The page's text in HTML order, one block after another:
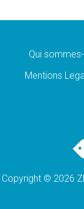
Qui
Mentions
Copyright © 2026